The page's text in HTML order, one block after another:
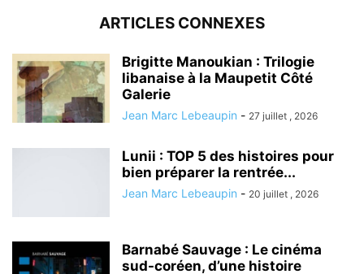
ARTICLES CONNEXES
Brigitte Manoukian : Trilogie
libanaise à la Maupetit Côté
Galerie
Jean Marc Lebeaupin - 27 juillet , 2026
Lunii : TOP 5 des histoires pour
bien préparer la rentrée...
Jean Marc Lebeaupin - 20 juillet , 2026
Barnabé Sauvage : Le cinéma
sud-coréen, d’une histoire